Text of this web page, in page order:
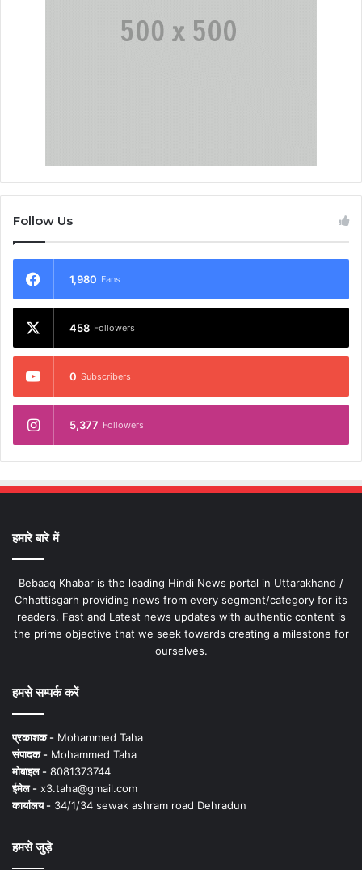
Follow Us
1,980 Fans
458 Followers
0 Subscribers
5,377 Followers
हमारे बारे में
Bebaaq Khabar is the leading Hindi News portal in Uttarakhand /
Chhattisgarh providing news from every segment/category for its
readers. Fast and Latest news updates with authentic content is
the prime objective that we seek towards creating a milestone for
ourselves.
हमसे सम्पर्क करें
प्रकाशक - Mohammed Taha
संपादक - Mohammed Taha
मोबाइल - 8081373744
ईमेल - x3.taha@gmail.com
कार्यालय - 34/1/34 sewak ashram road Dehradun
हमसे जुड़े